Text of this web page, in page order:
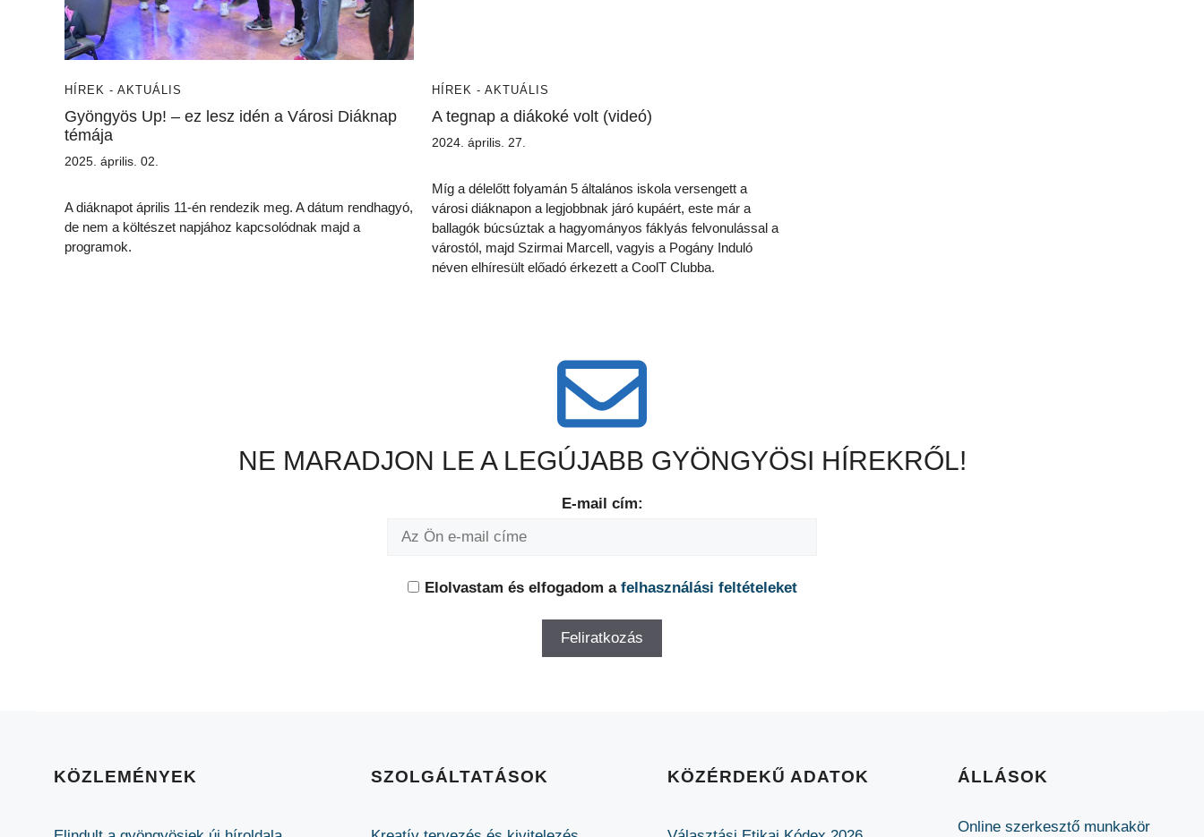
HÍREK - AKTUÁLIS
Gyöngyös Up! – ez lesz idén a Városi Diáknap
témája
2025. április. 02.
A diáknapot április 11-én rendezik meg. A dátum rendhagyó,
de nem a költészet napjához kapcsolódnak majd a
programok.
HÍREK - AKTUÁLIS
A tegnap a diákoké volt (videó)
2024. április. 27.
Míg a délelőtt folyamán 5 általános iskola versengett a
városi diáknapon a legjobbnak járó kupáért, este már a
ballagók búcsúztak a hagyományos fáklyás felvonulással a
várostól, majd Szirmai Marcell, vagyis a Pogány Induló
néven elhíresült előadó érkezett a CoolT Clubba.
NE MARADJON LE A LEGÚJABB GYÖNGYÖSI HÍREKRŐL!
E-mail cím:
Elolvastam és elfogadom a felhasználási feltételeket
KÖZLEMÉNYEK SZOLGÁLTATÁSOK KÖZÉRDEKŰ ADATOK ÁLLÁSOK
Online szerkesztő munkakör